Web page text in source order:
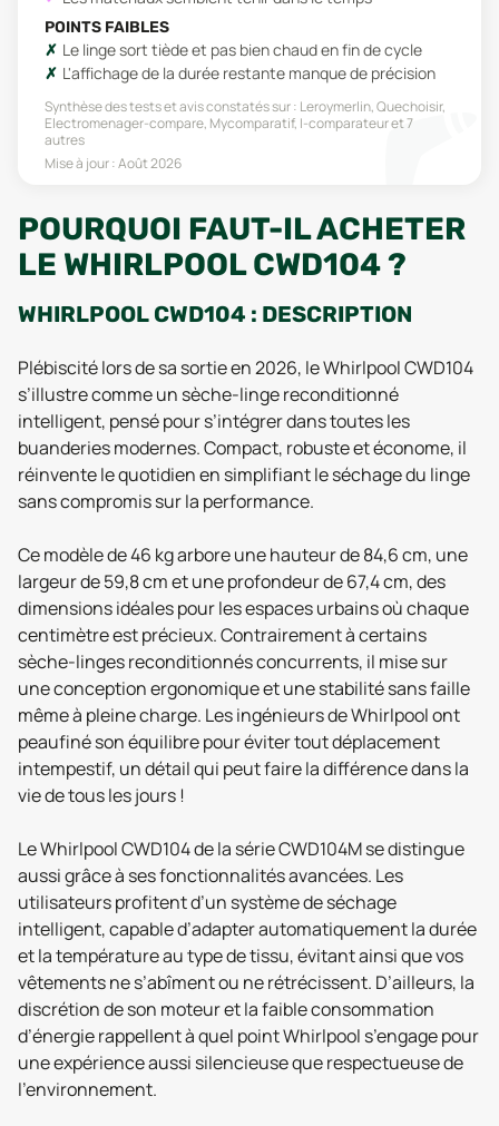
POINTS FAIBLES
Le linge sort tiède et pas bien chaud en fin de cycle
L'affichage de la durée restante manque de précision
Synthèse des tests et avis constatés sur : Leroymerlin, Quechoisir,
Electromenager-compare, Mycomparatif, I-comparateuret 7
autres
Mise à jour :Août 2026
POURQUOI FAUT-IL ACHETER
LE WHIRLPOOL CWD104 ?
WHIRLPOOL CWD104 : DESCRIPTION
Plébiscité lors de sa sortie en 2026, le Whirlpool CWD104
s’illustre comme un sèche-linge reconditionné
intelligent, pensé pour s’intégrer dans toutes les
buanderies modernes. Compact, robuste et économe, il
réinvente le quotidien en simplifiant le séchage du linge
sans compromis sur la performance.
Ce modèle de 46 kg arbore une hauteur de 84,6 cm, une
largeur de 59,8 cm et une profondeur de 67,4 cm, des
dimensions idéales pour les espaces urbains où chaque
centimètre est précieux. Contrairement à certains
sèche-linges reconditionnés concurrents, il mise sur
une conception ergonomique et une stabilité sans faille
même à pleine charge. Les ingénieurs de Whirlpool ont
peaufiné son équilibre pour éviter tout déplacement
intempestif, un détail qui peut faire la différence dans la
vie de tous les jours !
Le Whirlpool CWD104 de la série CWD104M se distingue
aussi grâce à ses fonctionnalités avancées. Les
utilisateurs profitent d’un système de séchage
intelligent, capable d’adapter automatiquement la durée
et la température au type de tissu, évitant ainsi que vos
vêtements ne s’abîment ou ne rétrécissent. D’ailleurs, la
discrétion de son moteur et la faible consommation
d’énergie rappellent à quel point Whirlpool s’engage pour
une expérience aussi silencieuse que respectueuse de
l’environnement.